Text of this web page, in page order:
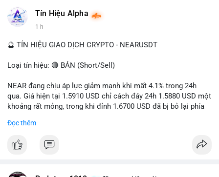
#vlikevn #titanbot
📰 Nguồn: Cointelegraph
Tín Hiệu Alpha
1 h
🔮 TÍN HIỆU GIAO DỊCH CRYPTO - NEARUSDT
Loại tín hiệu: 🔴 BÁN (Short/Sell)
NEAR đang chịu áp lực giảm mạnh khi mất 4.1% trong 24h
qua. Giá hiện tại 1.5910 USD chỉ cách đáy 24h 1.5880 USD một
khoảng rất mỏng, trong khi đỉnh 1.6700 USD đã bị bỏ lại phía
kiểm soát hoàn toàn. Khối lượng giao dịch 10.29 triệu NEAR
tiếp diễn.
Đọc thêm